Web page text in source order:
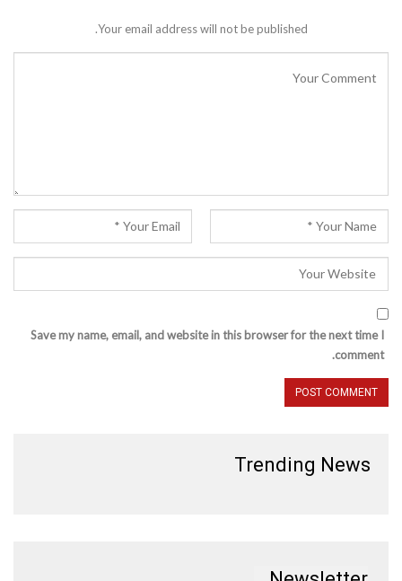
Your email address will not be published.
Save my name, email, and website in this browser for the next time I
comment.
Trending News